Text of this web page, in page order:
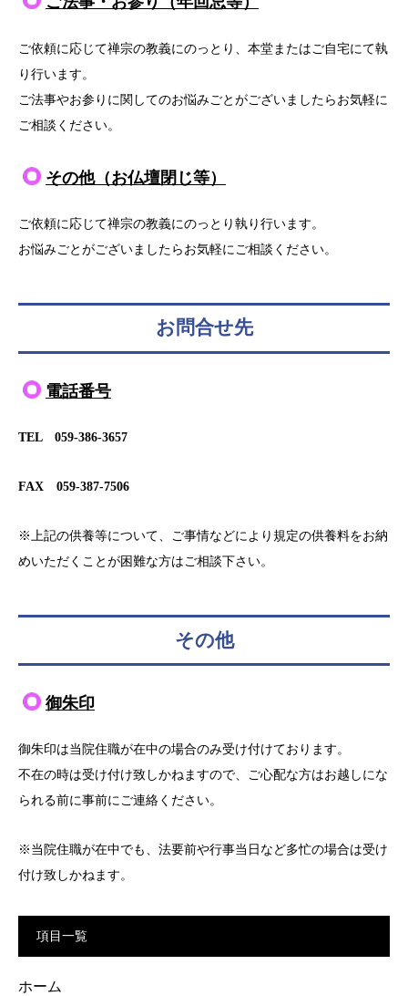
ご依頼に応じて禅宗の教義にのっとり、本堂またはご自宅にて執
り行います。
ご法事やお参りに関してのお悩みごとがございましたらお気軽に
ご相談ください。
その他（お仏壇閉じ等）
ご依頼に応じて禅宗の教義にのっとり執り行います。
お悩みごとがございましたらお気軽にご相談ください。
お問合せ先
電話番号
TEL 059-386-3657
FAX 059-387-7506
※上記の供養等について、ご事情などにより規定の供養料をお納
めいただくことが困難な方はご相談下さい。
その他
御朱印
御朱印は当院住職が在中の場合のみ受け付けております。
不在の時は受け付け致しかねますので、ご心配な方はお越しにな
られる前に事前にご連絡ください。
※当院住職が在中でも、法要前や行事当日など多忙の場合は受け
付け致しかねます。
項目一覧
ホーム